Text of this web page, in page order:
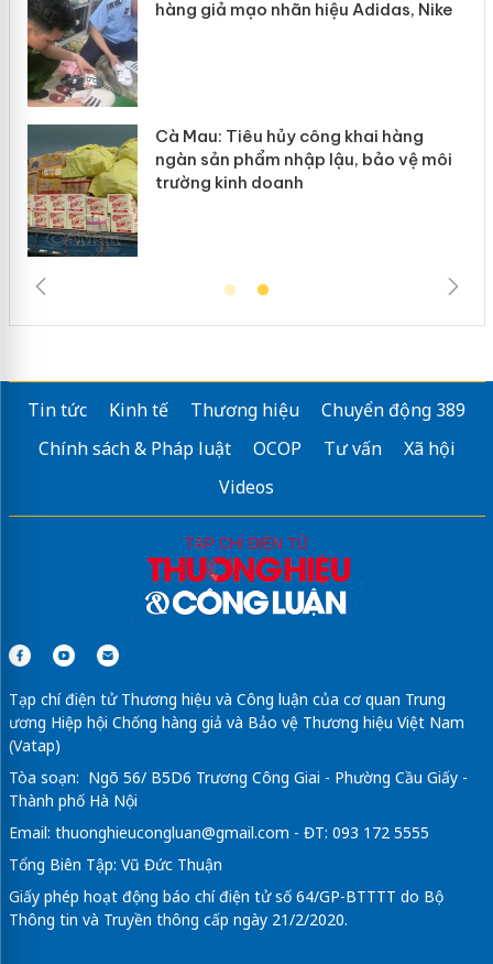
giả mạo nhãn hiệu Adidas, Nike
Mau: Tiêu hủy công khai hàng
sản phẩm nhập lậu, bảo vệ môi
kinh doanh
“mất
Tin tức Kinh tế Thương hiệu
Chuyển động 389
Chính sách & Pháp luật
OCOP Tư vấn
Xã hội
Videos
Tạp chí điện tử Thương hiệu và Công luận của cơ quan Trung
ương Hiệp hội Chống hàng giả và Bảo vệ Thương hiệu Việt Nam
(Vatap)
Tòa soạn: Ngõ 56/ B5D6 Trương Công Giai - Phường Cầu Giấy -
Thành phố Hà Nội
Email: thuonghieucongluan@gmail.com - ĐT: 093 172 5555
Tổng Biên Tập: Vũ Đức Thuận
Giấy phép hoạt động báo chí điện tử số 64/GP-BTTTT do Bộ
Thông tin và Truyền thông cấp ngày 21/2/2020.